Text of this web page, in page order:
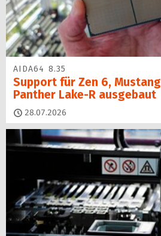
AIDA64 8.35
Support für Zen 6,
Panther Lake-R ausgebaut
28.07.2026